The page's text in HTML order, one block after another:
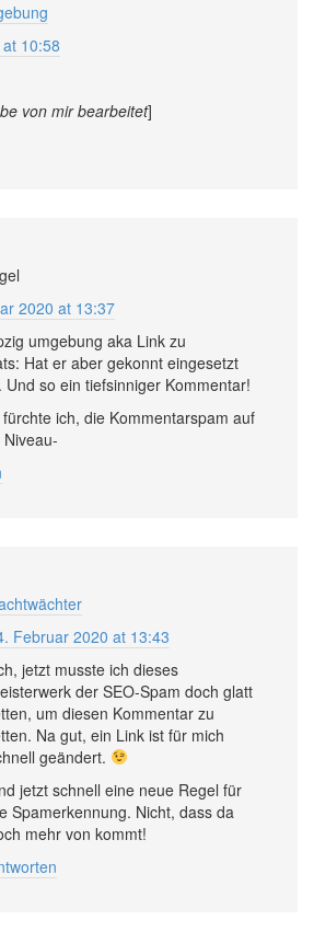
10:58
von mir bearbeitet]
2020 at 13:37
umgebung aka Link zu
Hat er aber gekonnt eingesetzt
Und so ein tiefsinniger Kommentar!
ich, die Kommentarspam auf
Februar 2020 at 13:43
jetzt musste ich dieses
der SEO-Spam doch glatt
um diesen Kommentar zu
Na gut, ein Link ist für mich
geändert.
jetzt schnell eine neue Regel für
Spamerkennung. Nicht, dass da
mehr von kommt!